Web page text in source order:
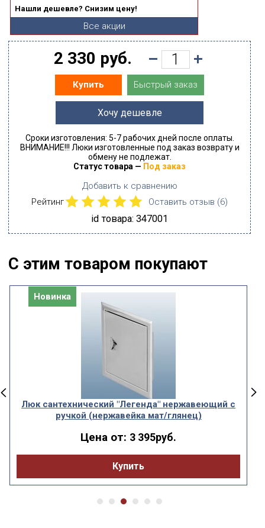
Нашли дешевле? Снизим цену!
Все акции
2 330 руб.
Купить Быстрый заказ
Хочу дешевле
Сроки изготовления: 5-7 рабочих дней после оплаты.
ВНИМАНИЕ!!! Люки изготовленные под заказ возврату и
обмену не подлежат.
Статус товара — Под заказ
Добавить к сравнению
Рейтинг
Оставить отзыв (6)
id товара: 347001
С этим товаром покупают
Новинка
Люк сантехнический "Легенда" нержавеющий с
ручкой (нержавейка мат/глянец)
Цена от: 3 395руб.
Купить